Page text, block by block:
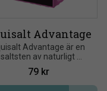
Advantage
Advantage är en
saltsten av naturligt
som berikats med
elektrolyter, biotin och
selenjäst
79 kr